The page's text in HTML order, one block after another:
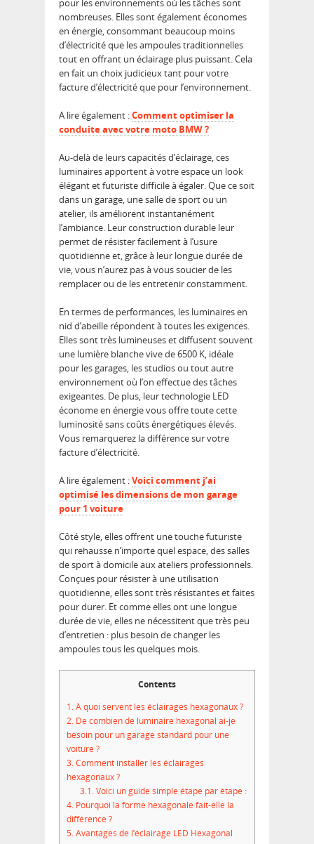
pour les environnements où les tâches sont
nombreuses. Elles sont également économes
en énergie, consommant beaucoup moins
d’électricité que les ampoules traditionnelles
tout en offrant un éclairage plus puissant. Cela
en fait un choix judicieux tant pour votre
facture d’électricité que pour l’environnement.
A lire également :Comment optimiser la
conduite avec votre moto BMW ?
Au-delà de leurs capacités d’éclairage, ces
luminaires apportent à votre espace un look
élégant et futuriste difficile à égaler. Que ce soit
dans un garage, une salle de sport ou un
atelier, ils améliorent instantanément
l’ambiance. Leur construction durable leur
permet de résister facilement à l’usure
quotidienne et, grâce à leur longue durée de
vie, vous n’aurez pas à vous soucier de les
remplacer ou de les entretenir constamment.
En termes de performances, les luminaires en
nid d’abeille répondent à toutes les exigences.
Elles sont très lumineuses et diffusent souvent
une lumière blanche vive de 6500 K, idéale
pour les garages, les studios ou tout autre
environnement où l’on effectue des tâches
exigeantes. De plus, leur technologie LED
économe en énergie vous offre toute cette
luminosité sans coûts énergétiques élevés.
Vous remarquerez la différence sur votre
facture d’électricité.
A lire également :Voici comment j’ai
optimisé les dimensions de mon garage
pour 1 voiture
Côté style, elles offrent une touche futuriste
qui rehausse n’importe quel espace, des salles
de sport à domicile aux ateliers professionnels.
Conçues pour résister à une utilisation
quotidienne, elles sont très résistantes et faites
pour durer. Et comme elles ont une longue
durée de vie, elles ne nécessitent que très peu
d’entretien : plus besoin de changer les
ampoules tous les quelques mois.
Contents
1.À quoi servent les éclairages hexagonaux ?
2. De combien de luminaire hexagonal ai-je
besoin pour un garage standard pour une
voiture ?
3.Comment installer les éclairages
hexagonaux ?
3.1.Voici un guide simple étape par étape :
4. Pourquoi la forme hexagonale fait-elle la
différence ?
5.Avantages de l’éclairage LED Hexagonal